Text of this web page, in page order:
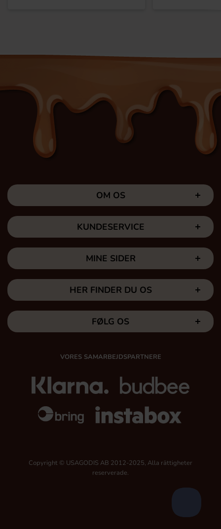
OM OS
KUNDESERVICE
MINE SIDER
HER FINDER DU OS
FØLG OS
VORES SAMARBEJDSPARTNERE
Copyright © USAGODIS AB 2012-2025, Alla rättigheter
reserverade.